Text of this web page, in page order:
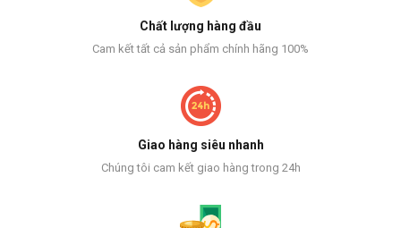
Chất lượng hàng đầu
Cam kết tất cả sản phẩm chính hãng 100%
Giao hàng siêu nhanh
Chúng tôi cam kết giao hàng trong 24h